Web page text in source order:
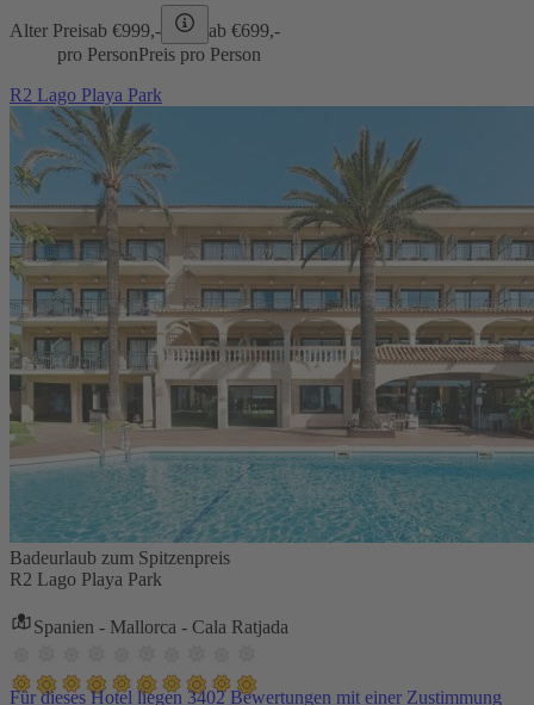
Alter Preisab €999,- ab €699,-
pro PersonPreis pro Person
R2 Lago Playa Park
Badeurlaub zum Spitzenpreis
R2 Lago Playa Park
Spanien - Mallorca - Cala Ratjada
Für dieses Hotel liegen 3402 Bewertungen mit einer Zustimmung